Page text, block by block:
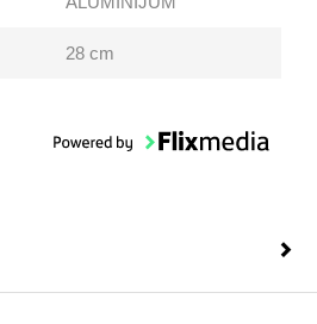
28 cm